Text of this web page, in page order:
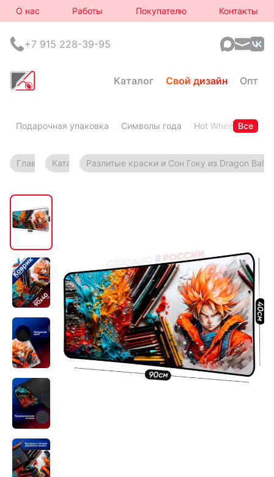
О нас Работы Покупателю Контакты
+7 915 228-39-95
Каталог Свой дизайн Опт
Подарочная упаковка Символы года Hot WheelsВсе
Главная Каталог Разлитые краски и Сон Гоку из Dragon